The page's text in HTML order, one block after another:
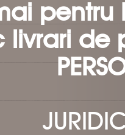
pentru
livrari